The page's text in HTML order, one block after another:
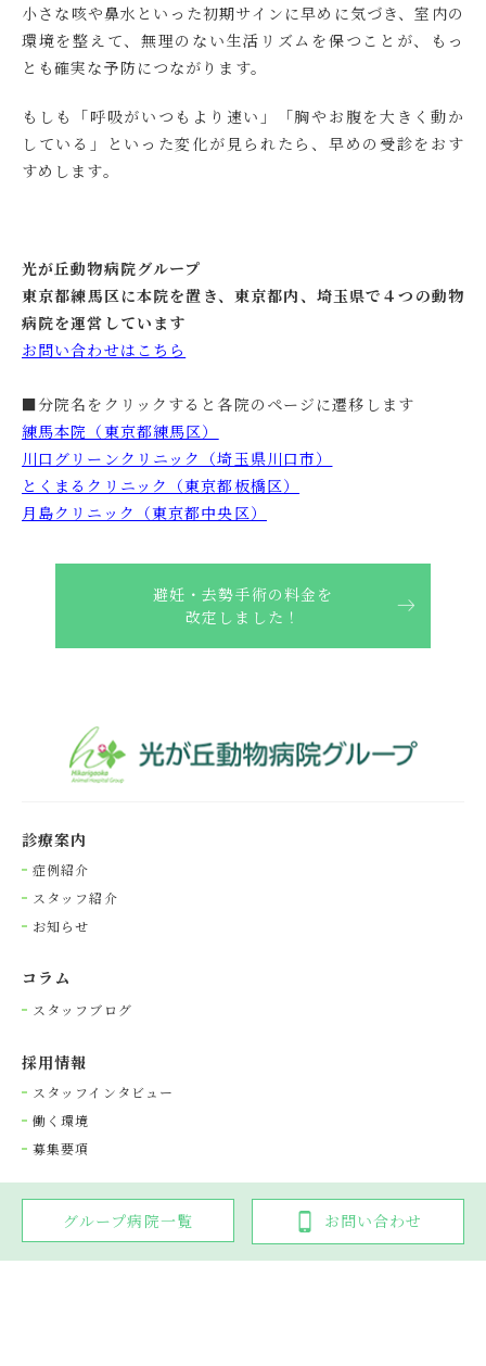
小さな咳や鼻水といった初期サインに早めに気づき、室内の
環境を整えて、無理のない生活リズムを保つことが、もっ
とも確実な予防につながります。
もしも「呼吸がいつもより速い」「胸やお腹を大きく動か
している」といった変化が見られたら、早めの受診をおす
すめします。
光が丘動物病院グループ
東京都練馬区に本院を置き、東京都内、埼玉県で４つの動物
病院を運営しています
お問い合わせはこちら
■分院名をクリックすると各院のページに遷移します
練馬本院（東京都練馬区）
川口グリーンクリニック（埼玉県川口市）
とくまるクリニック（東京都板橋区）
月島クリニック（東京都中央区）
避妊・去勢手術の料金を
改定しました！
診療案内
症例紹介
スタッフ紹介
お知らせ
コラム
スタッフブログ
採⽤情報
スタッフインタビュー
働く環境
募集要項
Copyright © 光が丘動物病院グループ. All rights reserved.
グループ病院一覧 お問い合わせ